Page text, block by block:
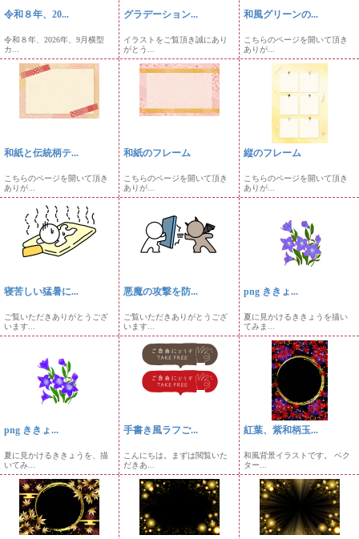
令和８年、20...
令和８年、2026年、9月横型
カ...
グラデーション...
イラストをご覧頂き誠にあり
がとう...
和風グリーンの...
こちらのページを開いて頂き
ありが...
和紙と伝統柄テ...
こちらのページを開いて頂き
ありが...
和紙のフレーム
こちらのページを開いて頂き
ありが...
縦のフレーム
こちらのページを開いて頂き
ありが...
寝苦しい猛暑に...
ご覧いただきありがとうござ
います...
悪魔の攻撃を防...
ご覧いただきありがとうござ
います...
png ききょ...
夏に見かけるききょうを描い
てみま...
png ききょ...
夏に見かけるききょうを、描
いてみ...
手書き風ラフご...
こんにちは。まずは閲覧いた
だきあ...
紅葉、紫和柄玉...
和風背景イラストです。 ベク
ター...